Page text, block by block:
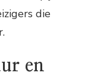
die
en